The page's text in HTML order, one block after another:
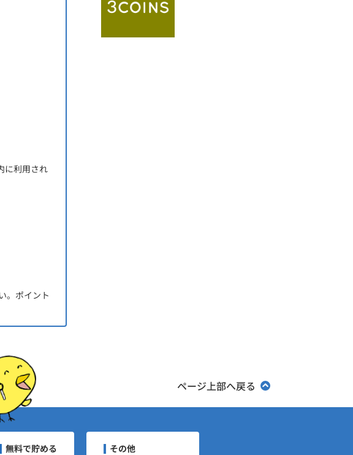
に利用され
。ポイント
ページ上部へ戻る
無料で貯める
ユーザーナビゲーション
その他